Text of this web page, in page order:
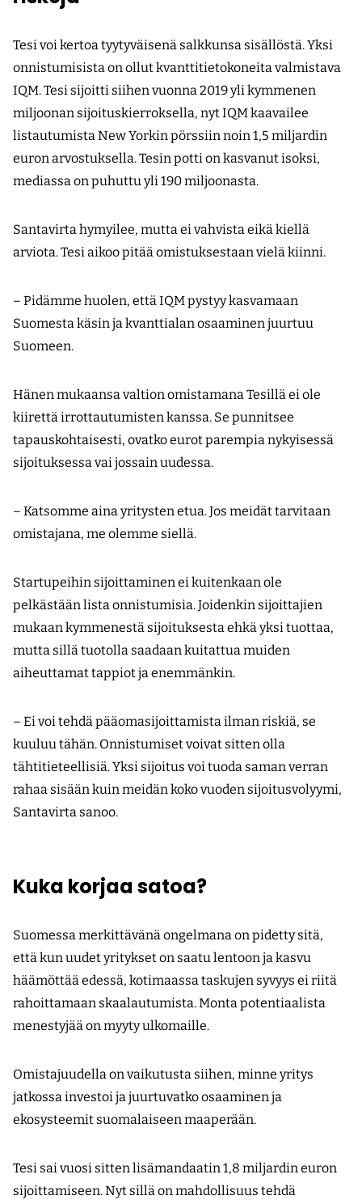
Tesi voi kertoa tyytyväisenä salkkunsa sisällöstä. Yksi
onnistumisista on ollut kvanttitietokoneita valmistava
IQM. Tesi sijoitti siihen vuonna 2019 yli kymmenen
miljoonan sijoituskierroksella, nyt IQM kaavailee
listautumista New Yorkin pörssiin noin 1,5 miljardin
euron arvostuksella. Tesin potti on kasvanut isoksi,
mediassa on puhuttu yli 190 miljoonasta.
Santavirta hymyilee, mutta ei vahvista eikä kiellä
arviota. Tesi aikoo pitää omistuksestaan vielä kiinni.
– Pidämme huolen, että IQM pystyy kasvamaan
Suomesta käsin ja kvanttialan osaaminen juurtuu
Suomeen.
Hänen mukaansa valtion omistamana Tesillä ei ole
kiirettä irrottautumisten kanssa. Se punnitsee
tapauskohtaisesti, ovatko eurot parempia nykyisessä
sijoituksessa vai jossain uudessa.
– Katsomme aina yritysten etua. Jos meidät tarvitaan
omistajana, me olemme siellä.
Startupeihin sijoittaminen ei kuitenkaan ole
pelkästään lista onnistumisia. Joidenkin sijoittajien
mukaan kymmenestä sijoituksesta ehkä yksi tuottaa,
mutta sillä tuotolla saadaan kuitattua muiden
aiheuttamat tappiot ja enemmänkin.
– Ei voi tehdä pääomasijoittamista ilman riskiä, se
kuuluu tähän. Onnistumiset voivat sitten olla
tähtitieteellisiä. Yksi sijoitus voi tuoda saman verran
rahaa sisään kuin meidän koko vuoden sijoitusvolyymi,
Santavirta sanoo.
Kuka korjaa satoa?
Suomessa merkittävänä ongelmana on pidetty sitä,
että kun uudet yritykset on saatu lentoon ja kasvu
häämöttää edessä, kotimaassa taskujen syvyys ei riitä
rahoittamaan skaalautumista. Monta potentiaalista
menestyjää on myyty ulkomaille.
Omistajuudella on vaikutusta siihen, minne yritys
jatkossa investoi ja juurtuvatko osaaminen ja
ekosysteemit suomalaiseen maaperään.
Tesi sai vuosi sitten lisämandaatin 1,8 miljardin euron
sijoittamiseen. Nyt sillä on mahdollisuus tehdä